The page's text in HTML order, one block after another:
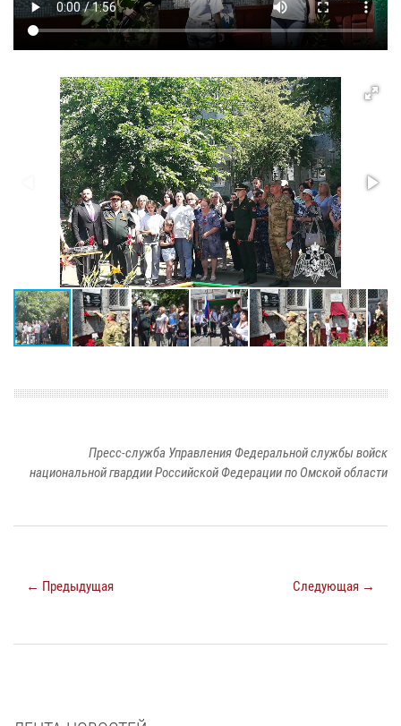
Пресс-служба Управления Федеральной службы войск
национальной гвардии Российской Федерации по Омской области
← Предыдущая Следующая →